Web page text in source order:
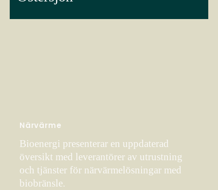
Närvärme
Bioenergi presenterar en uppdaterad
översikt med leverantörer av utrustning
och tjänster för närvärmelösningar med
biobränsle.